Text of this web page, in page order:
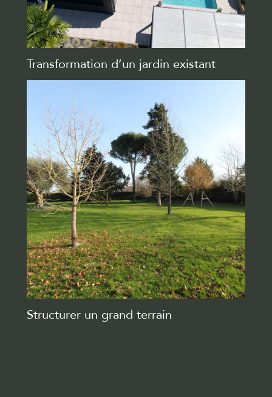
Transformation d’un jardin existant
Structurer un grand terrain